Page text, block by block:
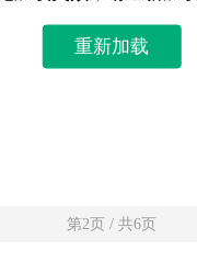
重新加载
第2页 / 共6页